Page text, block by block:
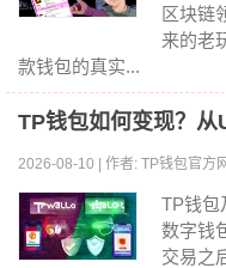
区块链
来的老
款钱包的真实...
TP钱包如何变现？
2026-08-10 | 作者: TP钱包官方
TP钱包
数字钱
交易之